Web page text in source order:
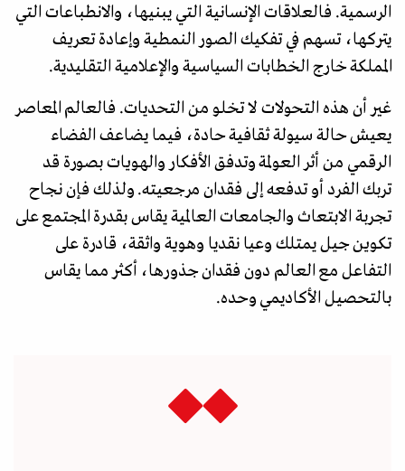
الرسمية. فالعلاقات الإنسانية التي يبنيها، والانطباعات التي
يتركها، تسهم في تفكيك الصور النمطية وإعادة تعريف
المملكة خارج الخطابات السياسية والإعلامية التقليدية.
غير أن هذه التحولات لا تخلو من التحديات. فالعالم المعاصر
يعيش حالة سيولة ثقافية حادة، فيما يضاعف الفضاء
الرقمي من أثر العولمة وتدفق الأفكار والهويات بصورة قد
تربك الفرد أو تدفعه إلى فقدان مرجعيته. ولذلك فإن نجاح
تجربة الابتعاث والجامعات العالمية يقاس بقدرة المجتمع على
تكوين جيل يمتلك وعيا نقديا وهوية واثقة، قادرة على
التفاعل مع العالم دون فقدان جذورها، أكثر مما يقاس
بالتحصيل الأكاديمي وحده.